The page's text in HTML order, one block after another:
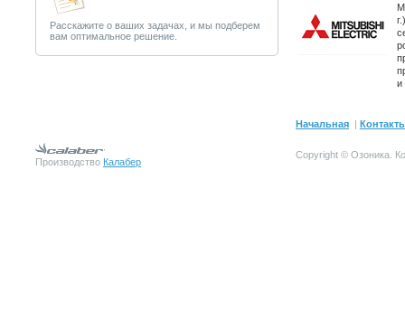
Расскажите о ваших задачах, и мы подберем
вам оптимальное решение.
и
Начальная |
Производство Калабер
Copyright © Озоника.